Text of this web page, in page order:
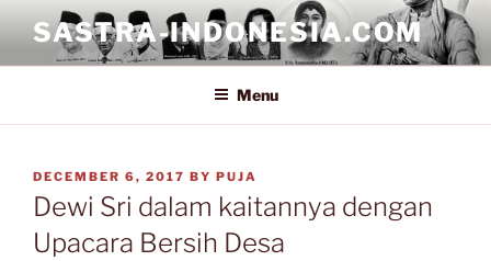
content
SASTRA-INDONESIA.COM
Menu
POSTED
ON
DECEMBER 6, 2017 BY PUJA
Dewi Sri dalam kaitannya dengan
Upacara Bersih Desa